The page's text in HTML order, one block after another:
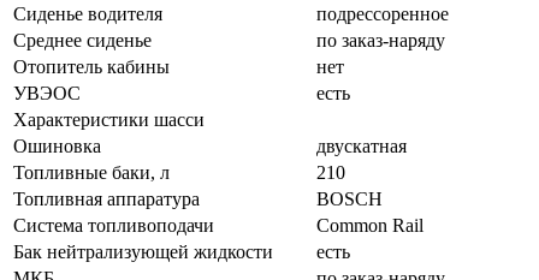
Сиденье водителя
подрессоренное
Среднее сиденье
по заказ-наряду
Отопитель кабины
нет
УВЭОС
есть
Характеристики шасси
Ошиновка
двускатная
Топливные баки, л
210
Топливная аппаратура
BOSCH
Система топливоподачи
Common Rail
Бак нейтрализующей жидкости
есть